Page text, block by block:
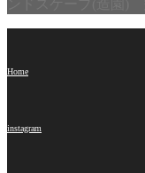
Home
instagram